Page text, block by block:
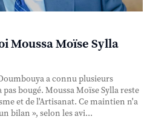
Moussa Moïse Sylla
a connu plusieurs
bougé. Moussa Moïse Sylla reste
et de l'Artisanat. Ce maintien n'a
bilan », selon les avi...